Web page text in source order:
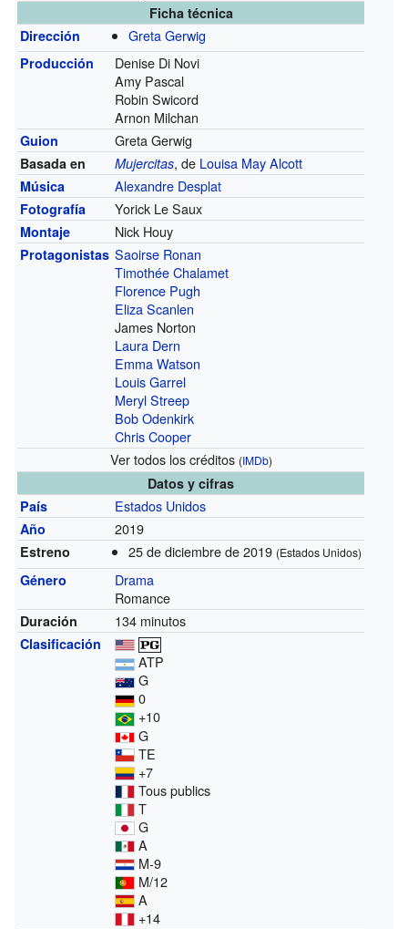
Ficha técnica
Dirección
Greta Gerwig
Producción
Denise Di Novi
Amy Pascal
Robin Swicord
Arnon Milchan
Guion Greta Gerwig
Basada en Mujercitas, de Louisa May Alcott
Música Alexandre Desplat
Fotografía Yorick Le Saux
Montaje Nick Houy
Protagonistas Saoirse Ronan
Timothée Chalamet
Florence Pugh
Eliza Scanlen
James Norton
Laura Dern
Emma Watson
Louis Garrel
Meryl Streep
Bob Odenkirk
Chris Cooper
Ver todos los créditos (IMDb)
Datos y cifras
País
Estados Unidos
Año 2019
Estreno 25 de diciembre de 2019 (Estados Unidos)
Género
Drama
Romance
Duración 134 minutos
Clasificación
ATP
G
0
+10
G
TE
+7
Tous publics
T
G
A
M-9
M/12
A
+14